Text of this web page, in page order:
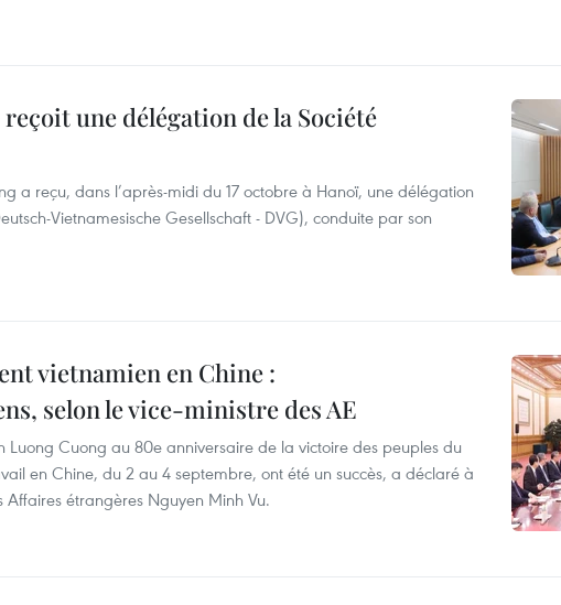
une délégation de la Société
a reçu, dans l’après-midi du 17 octobre à Hanoï, une délégation
Vietnamesische Gesellschaft - DVG), conduite par son
vietnamien en Chine :
selon le vice-ministre des AE
Cuong au 80e anniversaire de la victoire des peuples du
en Chine, du 2 au 4 septembre, ont été un succès, a déclaré à
étrangères Nguyen Minh Vu.